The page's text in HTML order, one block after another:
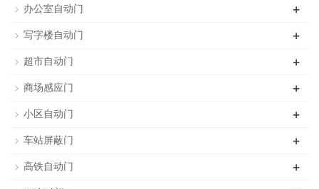
办公室自动门 +
写字楼自动门 +
超市自动门 +
商场感应门 +
小区自动门 +
车站屏蔽门 +
高铁自动门 +